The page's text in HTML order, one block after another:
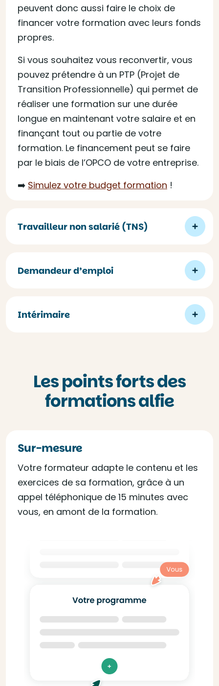
peuvent donc aussi faire le choix de
financer votre formation avec leurs fonds
propres.
Si vous souhaitez vous reconvertir, vous
pouvez prétendre à un PTP (Projet de
Transition Professionnelle) qui permet de
réaliser une formation sur une durée
longue en maintenant votre salaire et en
finançant tout ou partie de votre
formation. Le financement peut se faire
par le biais de l’OPCO de votre entreprise.
➡️ Simulez votre budget formation !
Travailleur non salarié (TNS)
Demandeur d’emploi
Intérimaire
Les points forts des
formations alfie
Sur-mesure
Votre formateur adapte le contenu et les
exercices de sa formation, grâce à un
appel téléphonique de 15 minutes avec
vous, en amont de la formation.